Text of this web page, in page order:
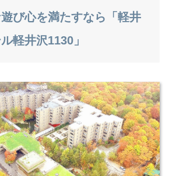
び心を満たすなら「軽井
軽井沢1130」